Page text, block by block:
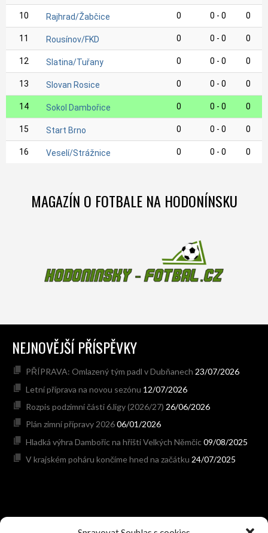
10 Rajhrad/Žabčice 0 0 - 0 0
11 Rousínov/FKD 0 0 - 0 0
12 Slatina/Tuřany 0 0 - 0 0
13 Slovan Rosice 0 0 - 0 0
14 Sokol Dambořice 0 0 - 0 0
15 Start Brno 0 0 - 0 0
16 Veselí/Strážnice 0 0 - 0 0
MAGAZÍN O FOTBALE NA HODONÍNSKU
NEJNOVĚJŠÍ PŘÍSPĚVKY
PŘÍPRAVA: Omlazený tým padl v Dubňanech 23/07/2026
Letní příprava na novou sezónu 12/07/2026
Rozpis podzimní části 6.ligy (2026/27) 26/06/2026
Plán zimní přípravy 202606/01/2026
Hladká výhra Dambořic na hřišti Velkých Němčic 09/08/2025
V krajském poháru končíme hned na začátku 24/07/2025